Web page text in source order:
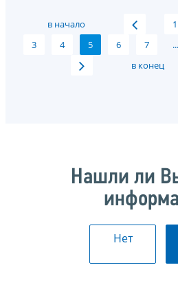
в начало 1
3
4 5 6 7 ...
в конец
Нашли ли
Нет